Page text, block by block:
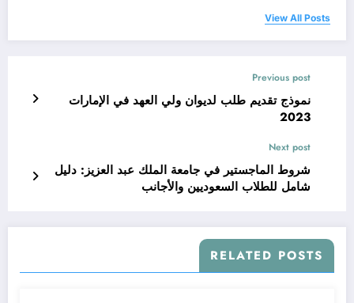
View All Posts
Previous post
نموذج تقديم طلب لديوان ولي العهد في الإمارات
2023
Next post
شروط الماجستير في جامعة الملك عبد العزيز: دليل
شامل للطلاب السعوديين والأجانب
RELATED POSTS